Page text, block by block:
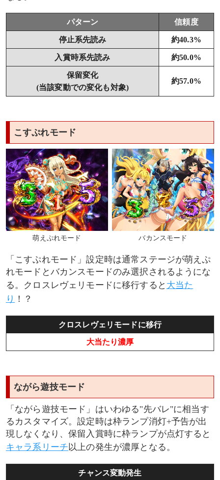
パターン 信頼度
停止系先読み 約40.3%
入賞時系先読み 約50.0%
保留変化
(当該変動での変化も対象)
約57.0%
こすぷれモード
萌えぷれモード バカンスモード
「こすぷれモード」設定時は通常ステージが萌えぷ
れモードとバカンスモードのみ選択されるようにな
る。クロスレヴェリモードに移行すると 大当た
り ！？
クロスレヴェリモードに移行
大当たり濃厚
ながら遊技モード
「ながら遊技モード」はいわゆる"先バレ"に相当す
るカスタマイズ。設定時は枠ランプ消灯+予告が出
現しなくなり、保留入賞時に枠ランプが点灯すると
キャラ系リーチ 以上の発生が濃厚となる。
チャンス変動発生